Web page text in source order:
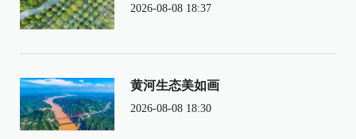
2026-08-08 18:37
黄河生态美如画
2026-08-08 18:30